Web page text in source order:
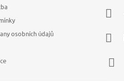
osobních údajů